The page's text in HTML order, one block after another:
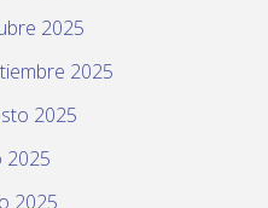
2025
2025
2025
2025
2025